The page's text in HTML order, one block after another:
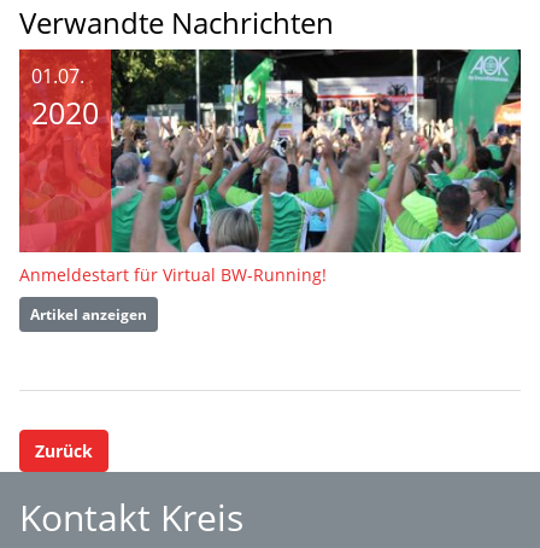
Verwandte Nachrichten
01.07.
2020
Anmeldestart für Virtual BW-Running!
Artikel anzeigen
Zurück
Kontakt Kreis